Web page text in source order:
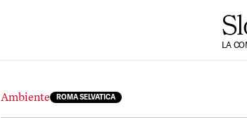
LA
Ambiente ROMA SELVATICA